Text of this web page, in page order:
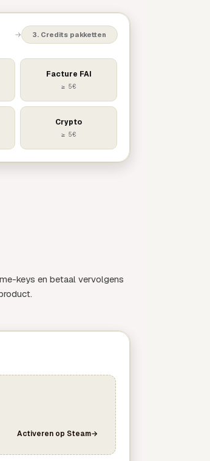
→ 3. Credits pakketten
Facture FAI
≥ 5€
Crypto
≥ 5€
keys en betaal vervolgens
Activeren op Steam→